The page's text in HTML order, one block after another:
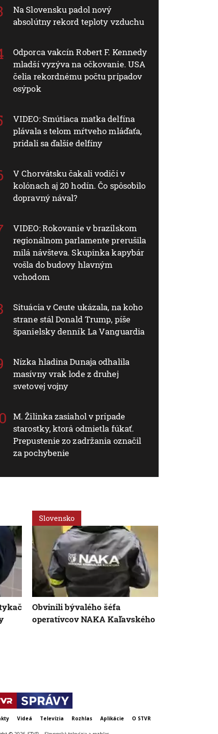
Na Slovensku padol nový
absolútny rekord teploty vzduchu
Odporca vakcín Robert F. Kennedy
mladší vyzýva na očkovanie. USA
čelia rekordnému počtu prípadov
osýpok
VIDEO: Smútiaca matka delfína
plávala s telom mŕtveho mláďaťa,
pridali sa ďalšie delfíny
V Chorvátsku čakali vodiči v
kolónach aj 20 hodín. Čo spôsobilo
dopravný nával?
VIDEO: Rokovanie v brazílskom
regionálnom parlamente prerušila
milá návšteva. Skupinka kapybár
vošla do budovy hlavným
vchodom
Situácia v Ceute ukázala, na koho
strane stál Donald Trump, píše
španielsky denník La Vanguardia
Nízka hladina Dunaja odhalila
masívny vrak lode z druhej
svetovej vojny
M. Žilinka zasiahol v prípade
starostky, ktorá odmietla fúkať.
Prepustenie zo zadržania označil
za pochybenie
Slovensko
Obvinili bývalého šéfa
operatívcov NAKA Kaľavského
Videá Televízia Rozhlas Aplikácie O STVR